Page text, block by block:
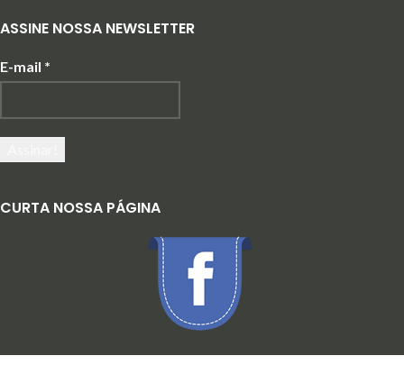
ASSINE NOSSA NEWSLETTER
E-mail *
CURTA NOSSA PÁGINA